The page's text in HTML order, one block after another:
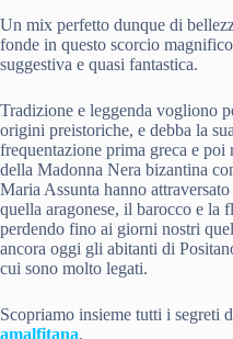
Un mix perfetto dunque di
fonde in questo scorcio
suggestiva e quasi fantastica.
Tradizione e leggenda vogliono
origini preistoriche, e debba la
frequentazione prima greca e
della Madonna Nera bizantina
Maria Assunta hanno
quella aragonese, il barocco e la
perdendo fino ai giorni nostri
ancora oggi gli abitanti di
cui sono molto legati.
Scopriamo insieme tutti i segreti
amalfitana.